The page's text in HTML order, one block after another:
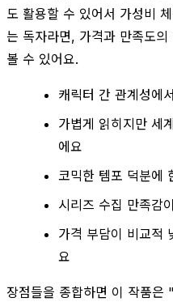
도 활용할 수 있어서 가성비
는 독자라면, 가격과 만족도
볼 수 있어요.
캐릭터 간 관계성에
가볍게 읽히지만 세
에요
코믹한 템포 덕분에
시리즈 수집 만족감
가격 부담이 비교적
요
장점들을 종합하면 이 작품